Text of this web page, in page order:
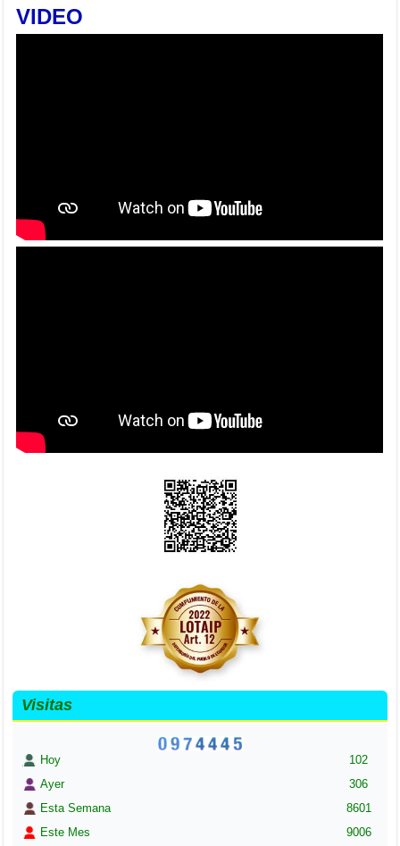
VIDEO
Visitas
Hoy
Ayer
Esta Semana
Este Mes
102
306
8601
9006